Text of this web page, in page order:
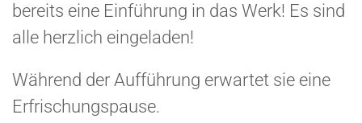
bereits eine Einführung in das Werk! Es sind
alle herzlich eingeladen!
Während der Aufführung erwartet sie eine
Erfrischungspause.